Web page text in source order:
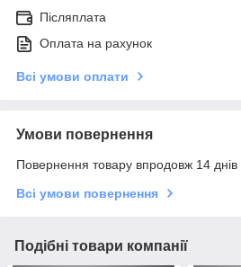
Післяплата
Оплата на рахунок
Всі умови оплати
Умови повернення
Повернення товару впродовж 14 днів
Всі умови повернення
Подібні товари компанії